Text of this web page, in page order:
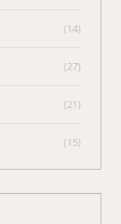
(14)
(27)
(21)
(15)